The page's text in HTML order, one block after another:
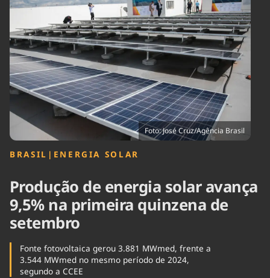
Agronegócios
Brasil Mineral
Ciência &
Tecnologia
Cinema
Comportamento
Cultura
Economia
Educação
Infraestrutura
Internacional
Meio Ambiente
Podcast
Política
Saúde
Foto: José Cruz/Agência Brasil
BRASIL | ENERGIA SOLAR
Produção de energia solar avança
9,5% na primeira quinzena de
setembro
Fonte fotovoltaica gerou 3.881 MWmed, frente a
3.544 MWmed no mesmo período de 2024,
segundo a CCEE